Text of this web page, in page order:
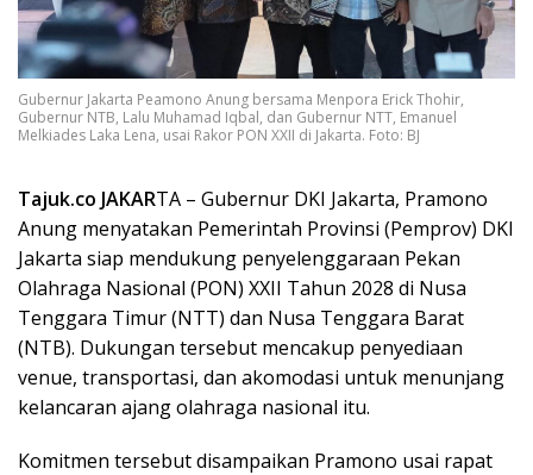
Gubernur Jakarta Peamono Anung bersama Menpora Erick Thohir,
Gubernur NTB, Lalu Muhamad Iqbal, dan Gubernur NTT, Emanuel
Melkiades Laka Lena, usai Rakor PON XXII di Jakarta. Foto: BJ
Tajuk.co JAKARTA – Gubernur DKI Jakarta, Pramono
Anung menyatakan Pemerintah Provinsi (Pemprov) DKI
Jakarta siap mendukung penyelenggaraan Pekan
Olahraga Nasional (PON) XXII Tahun 2028 di Nusa
Tenggara Timur (NTT) dan Nusa Tenggara Barat
(NTB). Dukungan tersebut mencakup penyediaan
venue, transportasi, dan akomodasi untuk menunjang
kelancaran ajang olahraga nasional itu.
Komitmen tersebut disampaikan Pramono usai rapat